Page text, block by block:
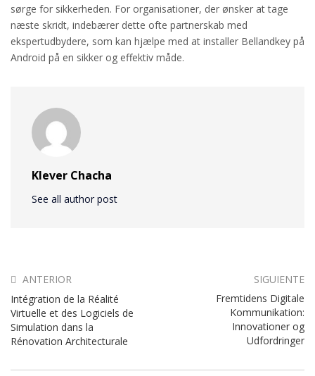
sørge for sikkerheden. For organisationer, der ønsker at tage
næste skridt, indebærer dette ofte partnerskab med
ekspertudbydere, som kan hjælpe med at installer Bellandkey på
Android på en sikker og effektiv måde.
Klever Chacha
See all author post
ANTERIOR
Intégration de la Réalité
Virtuelle et des Logiciels de
Simulation dans la
Rénovation Architecturale
SIGUIENTE
Fremtidens Digitale
Kommunikation:
Innovationer og
Udfordringer